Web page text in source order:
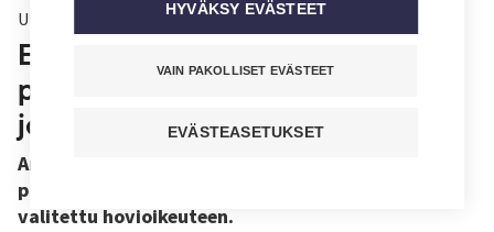
Uutinen
Ensihoitajaa potkittiin ja yritettiin
purra ambulanssissa – väkivalta
johti korvaustuomioon
Ambulanssissa kuljetettavana ollut mies
pahoinpiteli ensihoitajaa Oulussa. Tuomiosta on
valitettu hovioikeuteen.
HYVÄKSY EVÄSTEET
VAIN PAKOLLISET EVÄSTEET
EVÄSTEASETUKSET